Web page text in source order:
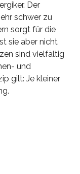
Der
schwer zu
sorgt für die
sie aber nicht
sind vielfältig
und
gilt: Je kleiner